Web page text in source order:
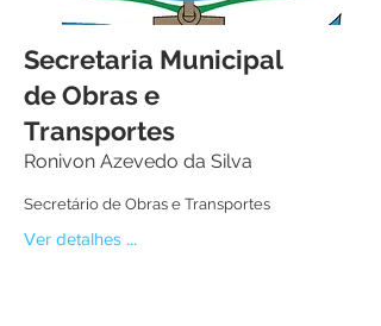
Secretaria Municipal
de Obras e
Transportes
Ronivon Azevedo da Silva
Secretário de Obras e Transportes
Ver detalhes ...